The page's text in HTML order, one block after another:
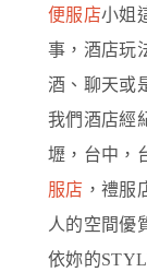
便服店小姐
事，酒店玩
酒、聊天或
我們酒店經
壢，台中，
服店 ，禮服
人的空間優
依妳的